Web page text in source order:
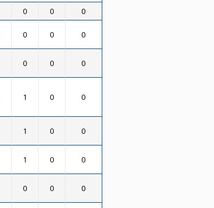
0 0 0
0 0 0
0 0 0
1 0 0
1 0 0
1 0 0
0 0 0